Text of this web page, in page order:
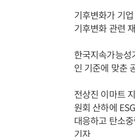
기후변화가 기
기후변화 관련
한국지속가능성
인 기준에 맞춘
전상진 이마트
원회 산하에
대응하고 탄소
기자